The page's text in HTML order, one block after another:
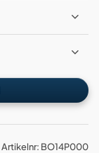
Artikelnr: BO14P000